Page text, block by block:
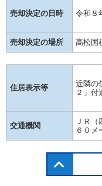
売却決定の日時 令和８
売却決定の場所 高松国
住居表示等
近隣の
２」付
交通機関
ＪＲ
６０メ